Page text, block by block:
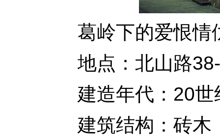
葛岭下的爱恨情
地点：北山路
建造年代：20
建筑结构：砖木